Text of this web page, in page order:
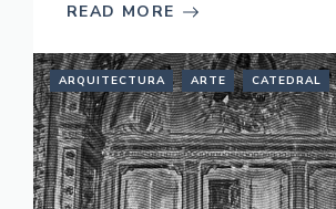
READ MORE
ARQUITECTURA ARTE CATEDRAL